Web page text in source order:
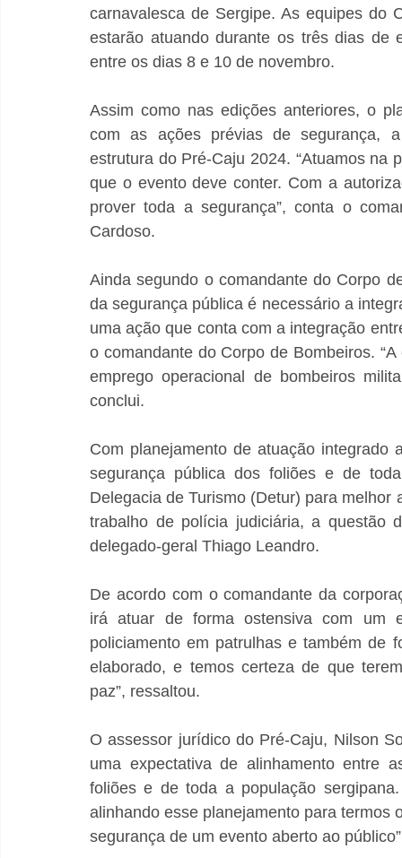
carnavalesca de Sergipe. As equipes do
estarão atuando durante os três dias de
entre os dias 8 e 10 de novembro.
Assim como nas edições anteriores, o
com as ações prévias de segurança,
estrutura do Pré-Caju 2024. “Atuamos na
que o evento deve conter. Com a
prover toda a segurança”, conta o
Cardoso.
Ainda segundo o comandante do Corpo
da segurança pública é necessário a
uma ação que conta com a integração
o comandante do Corpo de Bombeiros.
emprego operacional de bombeiros
conclui.
Com planejamento de atuação
segurança pública dos foliões e de
Delegacia de Turismo (Detur) para melhor
trabalho de polícia judiciária, a questão
delegado-geral Thiago Leandro.
De acordo com o comandante da
irá atuar de forma ostensiva com um
policiamento em patrulhas e também de
elaborado, e temos certeza de que
paz”, ressaltou.
O assessor jurídico do Pré-Caju, Nilson
uma expectativa de alinhamento entre
foliões e de toda a população
alinhando esse planejamento para termos
segurança de um evento aberto ao